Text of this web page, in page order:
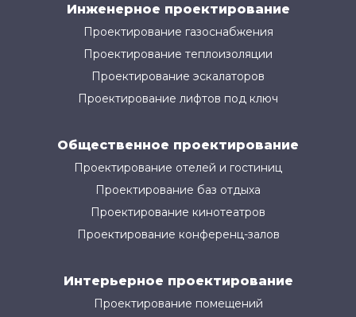
Инженерное проектирование
Проектирование газоснабжения
Проектирование теплоизоляции
Проектирование эскалаторов
Проектирование лифтов под ключ
Общественное проектирование
Проектирование отелей и гостиниц
Проектирование баз отдыха
Проектирование кинотеатров
Проектирование конференц-залов
Интерьерное проектирование
Проектирование помещений